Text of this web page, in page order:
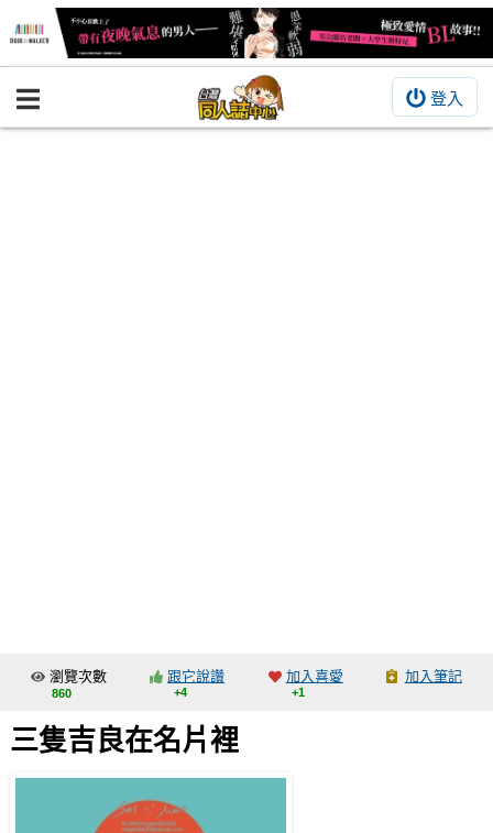
登入
BOOKY書集倉庫
交流中心
攤位轉讓區
會員中心
瀏覽次數
860
跟它說讚
+4
加入喜愛
+1
加入筆記
三隻吉良在名片裡